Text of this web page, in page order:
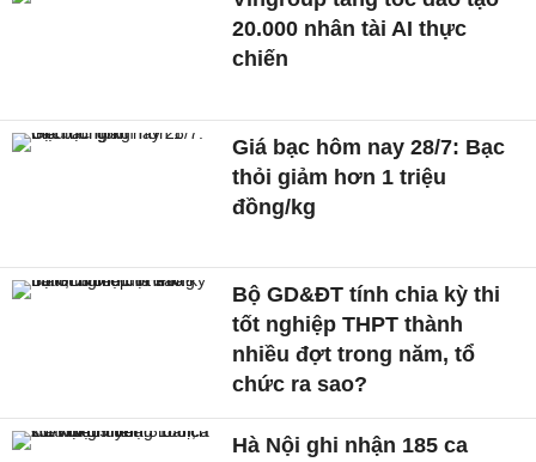
20.000 nhân tài AI thực
chiến
Giá bạc hôm nay 28/7: Bạc
thỏi giảm hơn 1 triệu
đồng/kg
Bộ GD&ĐT tính chia kỳ thi
tốt nghiệp THPT thành
nhiều đợt trong năm, tổ
chức ra sao?
Hà Nội ghi nhận 185 ca